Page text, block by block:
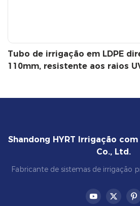
Tubo de irrigação em LDPE
110mm, resistente aos raios
Shandong HYRT Irrigação
Co., Ltd.
Fabricante de sistemas de irrigação